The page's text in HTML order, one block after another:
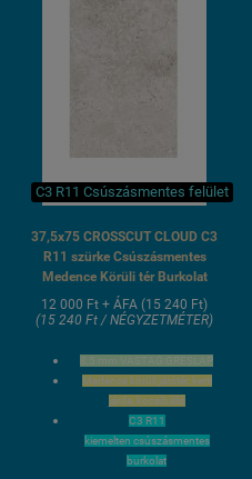
C3 R11 Csúszásmentes felület
37,5x75 CROSSCUT CLOUD C3
R11 szürke Csúszásmentes
Medence Körüli tér Burkolat
12 000 Ft + ÁFA (15 240 Ft)
(15 240 Ft / NÉGYZETMÉTER)
8,5 mm VASTAG GRESLAP
Medence körüli járótér, kerti
járda, kocsibálló
C3 R11
kiemelten csúszásmentes
burkolat